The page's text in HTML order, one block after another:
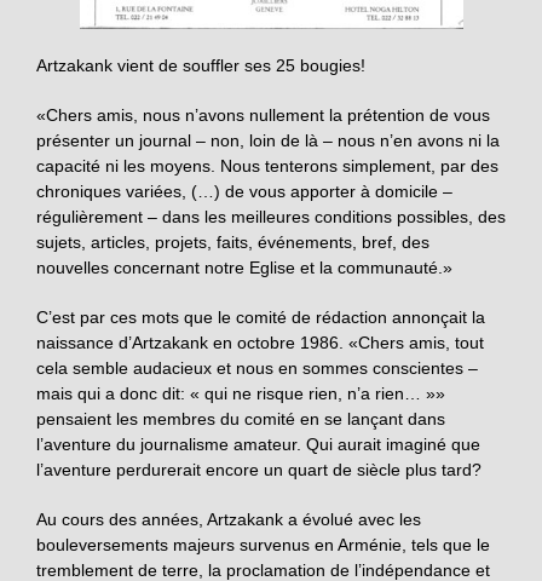
Artzakank vient de souffler ses 25 bougies!
«Chers amis, nous n’avons nullement la prétention de vous
présenter un journal – non, loin de là – nous n’en avons ni la
capacité ni les moyens. Nous tenterons simplement, par des
chroniques variées, (…) de vous apporter à domicile –
régulièrement – dans les meilleures conditions possibles, des
sujets, articles, projets, faits, événements, bref, des
nouvelles concernant notre Eglise et la communauté.»
C’est par ces mots que le comité de rédaction annonçait la
naissance d’Artzakank en octobre 1986. «Chers amis, tout
cela semble audacieux et nous en sommes conscientes –
mais qui a donc dit: « qui ne risque rien, n’a rien… »»
pensaient les membres du comité en se lançant dans
l’aventure du journalisme amateur. Qui aurait imaginé que
l’aventure perdurerait encore un quart de siècle plus tard?
Au cours des années, Artzakank a évolué avec les
bouleversements majeurs survenus en Arménie, tels que le
tremblement de terre, la proclamation de l’indépendance et